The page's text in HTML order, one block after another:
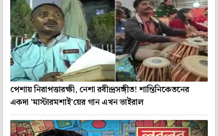
পেশায় নিরাপত্তারক্ষী, নেশা রবীন্দ্রসঙ্গীত! শান্তিনিকেতনের
একদা 'মাস্টারমশাই'য়ের গান এখন ভাইরাল